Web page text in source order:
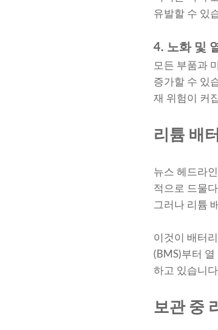
유발할 수 있
4. 노화 및
모든 부품과
증가할 수 있
재 위험이 커
리튬 배
뉴스 헤드라
적으로 드물
그러나 리튬
이것이 배터
(BMS)부터
하고 있습니
보관 중